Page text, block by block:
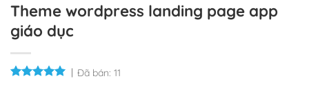
Theme wordpress landing page app
giáo dục
Đã bán: 11